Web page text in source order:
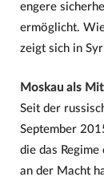
engere
ermöglicht.
zeigt sich in
Moskau als
Seit der
September
die das
an der Macht